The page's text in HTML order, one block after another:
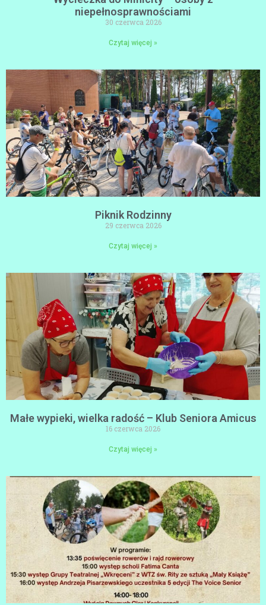
niepełnosprawnościami
30 czerwca 2026
Czytaj więcej »
Piknik Rodzinny
29 czerwca 2026
Czytaj więcej »
Małe wypieki, wielka radość – Klub Seniora Amicus
16 czerwca 2026
Czytaj więcej »